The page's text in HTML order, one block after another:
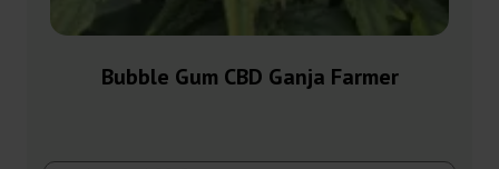
Bubble Gum CBD Ganja Farmer